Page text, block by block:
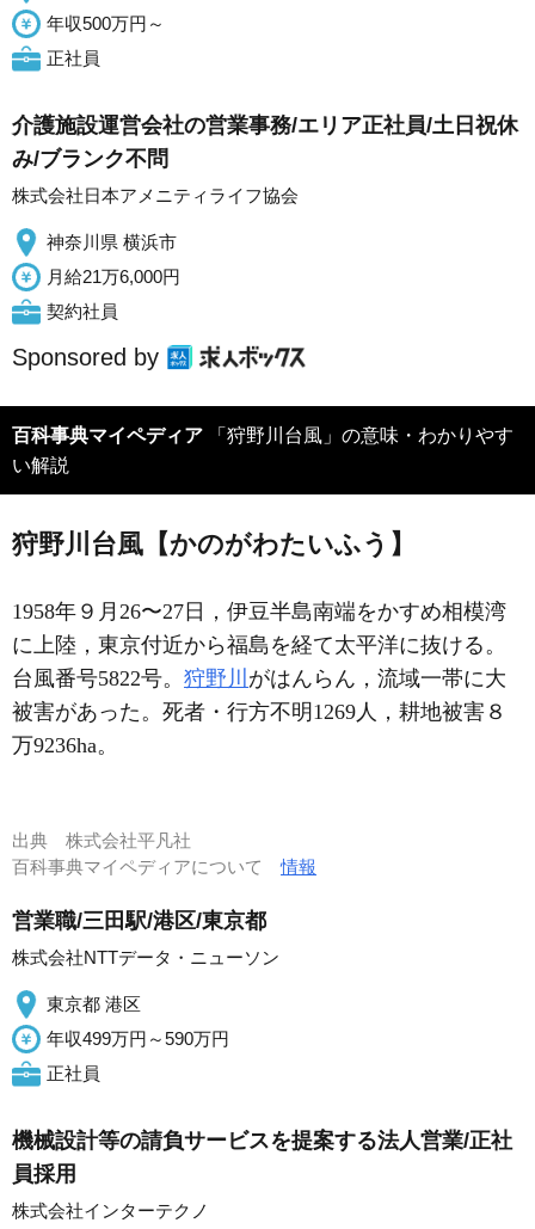
年収500万円～
正社員
介護施設運営会社の営業事務/エリア正社員/土日祝休
み/ブランク不問
株式会社日本アメニティライフ協会
神奈川県 横浜市
月給21万6,000円
契約社員
Sponsored by
百科事典マイペディア 「狩野川台風」の意味・わかりやす
い解説
狩野川台風【かのがわたいふう】
1958年９月26〜27日，伊豆半島南端をかすめ相模湾
に上陸，東京付近から福島を経て太平洋に抜ける。
台風番号5822号。 狩野川 がはんらん，流域一帯に大
被害があった。死者・行方不明1269人，耕地被害８
万9236ha。
出典 株式会社平凡社
百科事典マイペディアについて情報
営業職/三田駅/港区/東京都
株式会社NTTデータ・ニューソン
東京都 港区
年収499万円～590万円
正社員
機械設計等の請負サービスを提案する法人営業/正社
員採用
株式会社インターテクノ